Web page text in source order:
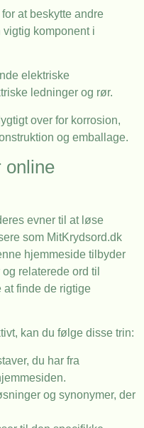
at beskytte andre
vigtig komponent i
elektriske
ledninger og rør.
over for korrosion,
og emballage.
online
evner til at løse
som MitKrydsord.dk
hjemmeside tilbyder
relaterede ord til
at finde de rigtige
kan du følge disse trin:
du har fra
og synonymer, der